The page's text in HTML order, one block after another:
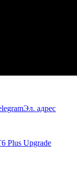
Эл. адрес
Plus Upgrade